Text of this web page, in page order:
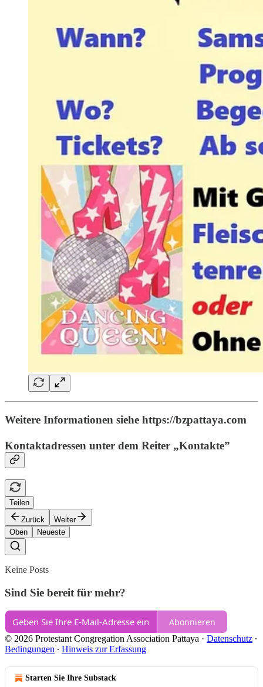
Weitere Informationen siehe https://bzpattaya.com
Kontaktadressen unter dem Reiter „Kontakte”
Teilen
Zurück
Weiter
Oben
Neueste
Keine Posts
Sind Sie bereit für mehr?
Abonnieren
© 2026 Protestant Congregation Association Pattaya · Datenschutz ∙
Bedingungen ∙ Hinweis zur Erfassung
Starten Sie Ihre Substack